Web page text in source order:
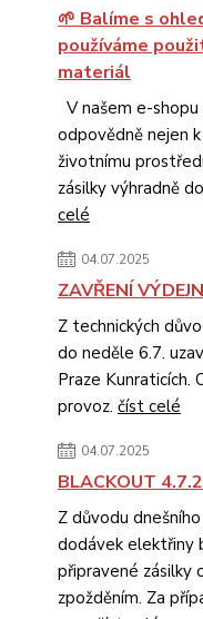
🌱 Balíme s
používáme
materiál
V našem e-
odpovědně nejen
životnímu
zásilky výhradně
celé
04.07.2025
ZAVŘENÍ
Z technických
do neděle 6.7.
Praze Kunraticích.
provoz. číst celé
04.07.2025
BLACKOUT
Z důvodu
dodávek elektřiny
připravené zásilky
zpožděním. Za